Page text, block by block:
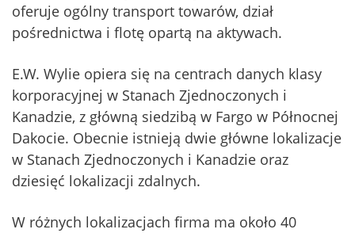
oferuje ogólny transport towarów, dział
pośrednictwa i flotę opartą na aktywach.
E.W. Wylie opiera się na centrach danych klasy
korporacyjnej w Stanach Zjednoczonych i
Kanadzie, z główną siedzibą w Fargo w Północnej
Dakocie. Obecnie istnieją dwie główne lokalizacje
w Stanach Zjednoczonych i Kanadzie oraz
dziesięć lokalizacji zdalnych.
W różnych lokalizacjach firma ma około 40